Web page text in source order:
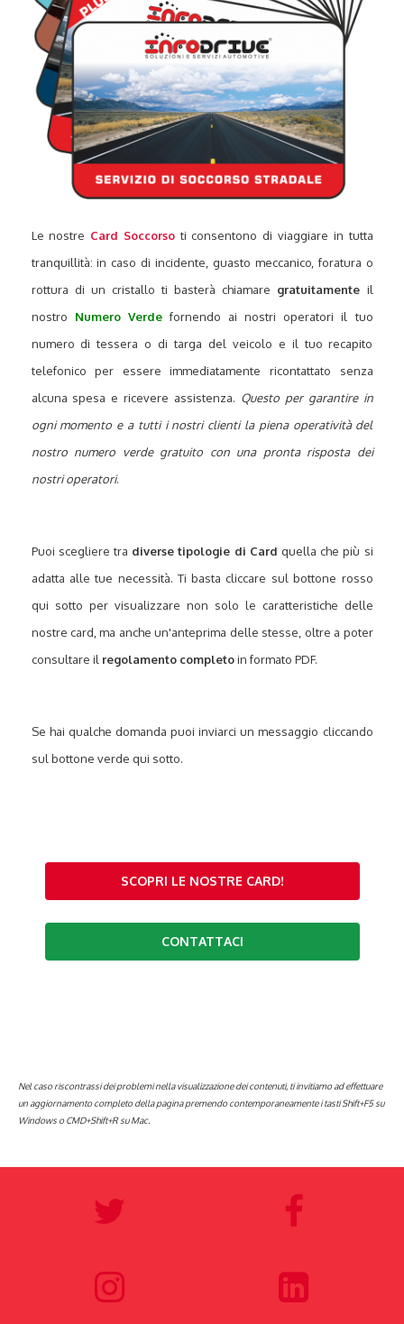
Le nostre Card Soccorsoti consentono di viaggiare in tutta
tranquillità: in caso di incidente, guasto meccanico, foratura o
rottura di un cristallo ti basterà chiamare gratuitamente il
nostro Numero Verdefornendo ai nostri operatori il tuo
numero di tessera o di targa del veicolo e il tuo recapito
telefonico per essere immediatamente ricontattato senza
alcuna spesa e ricevere assistenza. Questo per garantire in
ogni momento e a tutti i nostri clienti la piena operatività del
nostro numero verde gratuito con una pronta risposta dei
nostri operatori.
Puoi scegliere tra diverse tipologie di Card quella che più si
adatta alle tue necessità. Ti basta cliccare sul bottone rosso
qui sotto per visualizzare non solo le caratteristiche delle
nostre card, ma anche un'anteprima delle stesse, oltre a poter
consultare il regolamento completoin formato PDF.
Se hai qualche domanda puoi inviarci un messaggio cliccando
sul bottone verde qui sotto.
SCOPRI LE NOSTRE CARD!
CONTATTACI
Nel caso riscontrassi dei problemi nella visualizzazione dei contenuti, ti invitiamo ad effettuare
un aggiornamento completo della pagina premendo contemporaneamente i tasti Shift+F5 su
Windows o CMD+Shift+R su Mac.